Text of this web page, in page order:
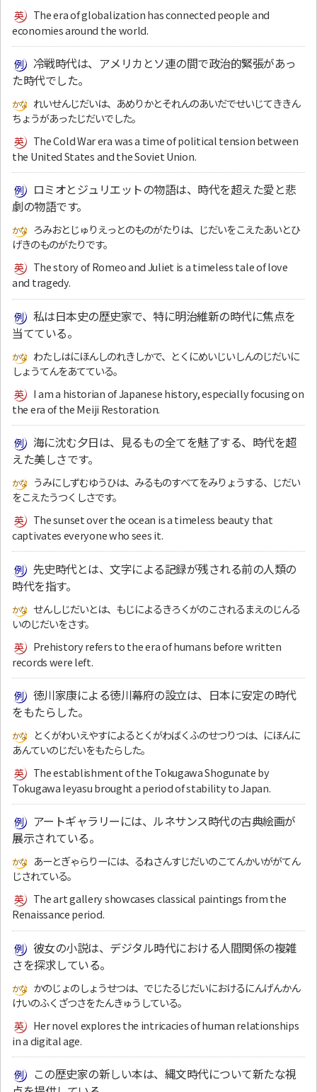
The era of globalization has connected people and
economies around the world.
冷戦時代は、アメリカとソ連の間で政治的緊張があっ
た時代でした。
れいせんじだいは、あめりかとそれんのあいだでせいじてききん
ちょうがあったじだいでした。
The Cold War era was a time of political tension between
the United States and the Soviet Union.
ロミオとジュリエットの物語は、時代を超えた愛と悲
劇の物語です。
ろみおとじゅりえっとのものがたりは、じだいをこえたあいとひ
げきのものがたりです。
The story of Romeo and Juliet is a timeless tale of love
and tragedy.
私は日本史の歴史家で、特に明治維新の時代に焦点を
当てている。
わたしはにほんしのれきしかで、とくにめいじいしんのじだいに
しょうてんをあてている。
I am a historian of Japanese history, especially focusing on
the era of the Meiji Restoration.
海に沈む夕日は、見るもの全てを魅了する、時代を超
えた美しさです。
うみにしずむゆうひは、みるものすべてをみりょうする、じだい
をこえたうつくしさです。
The sunset over the ocean is a timeless beauty that
captivates everyone who sees it.
先史時代とは、文字による記録が残される前の人類の
時代を指す。
せんしじだいとは、もじによるきろくがのこされるまえのじんる
いのじだいをさす。
Prehistory refers to the era of humans before written
records were left.
徳川家康による徳川幕府の設立は、日本に安定の時代
をもたらした。
とくがわいえやすによるとくがわばくふのせつりつは、にほんに
あんていのじだいをもたらした。
The establishment of the Tokugawa Shogunate by
Tokugawa Ieyasu brought a period of stability to Japan.
アートギャラリーには、ルネサンス時代の古典絵画が
展示されている。
あーとぎゃらりーには、るねさんすじだいのこてんかいががてん
じされている。
The art gallery showcases classical paintings from the
Renaissance period.
彼女の小説は、デジタル時代における人間関係の複雑
さを探求している。
かのじょのしょうせつは、でじたるじだいにおけるにんげんかん
けいのふくざつさをたんきゅうしている。
Her novel explores the intricacies of human relationships
in a digital age.
この歴史家の新しい本は、縄文時代について新たな視